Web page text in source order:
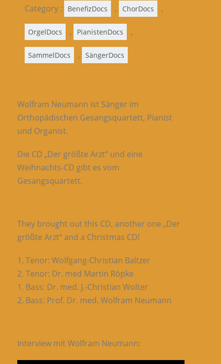
Category : BenefizDocs , ChorDocs ,
OrgelDocs , PianistenDocs ,
SammelDocs , SängerDocs
Wolfram Neumann ist Sänger im
Orthopädischen Gesangsquartett, Pianist
und Organist.
Die CD „Der größte Arzt“ und eine
Weihnachts-CD gibt es vom
Gesangsquartett.
They brought out this CD, another one „Der
größte Arzt“ and a Christmas CD!
1. Tenor: Wolfgang-Christian Baltzer
2. Tenor: Dr. med Martin Röpke
1. Bass: Dr. med. J.-Christian Wolter
2. Bass: Prof. Dr. med. Wolfram Neumann
Interview mit Wolfram Neumann: